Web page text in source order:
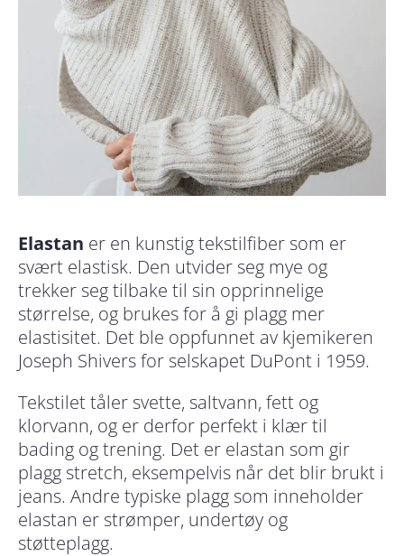
Elastan er en kunstig tekstilfiber som er
svært elastisk. Den utvider seg mye og
trekker seg tilbake til sin opprinnelige
størrelse, og brukes for å gi plagg mer
elastisitet. Det ble oppfunnet av kjemikeren
Joseph Shivers for selskapet DuPont i 1959.
Tekstilet tåler svette, saltvann, fett og
klorvann, og er derfor perfekt i klær til
bading og trening. Det er elastan som gir
plagg stretch, eksempelvis når det blir brukt i
jeans. Andre typiske plagg som inneholder
elastan er strømper, undertøy og
støtteplagg.